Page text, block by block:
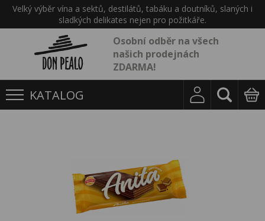
Velký výběr vína a sektů, destilátů, tabáku a doutníků, slaných i
sladkých delikates nejen pro požitkáře.
Osobní odběr na všech
našich prodejnách
ZDARMA!
KATALOG